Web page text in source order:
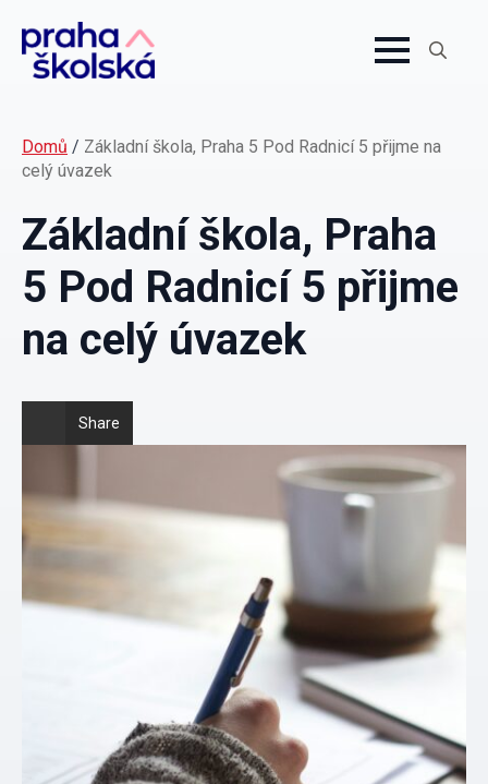
Domů / Základní škola, Praha 5 Pod Radnicí 5 přijme na
celý úvazek
Základní škola, Praha
5 Pod Radnicí 5 přijme
na celý úvazek
Share